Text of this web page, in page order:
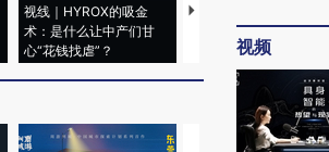
视线｜HYROX的吸金
术：是什么让中产们甘
心“花钱找虐”？
马航飞行员跨国走私7万
粒摇头丸 尿检体内含3
视频